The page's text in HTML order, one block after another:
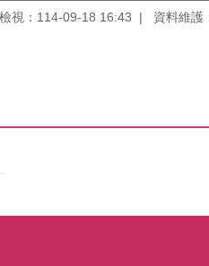
視：114-09-18 16:43 資料維護